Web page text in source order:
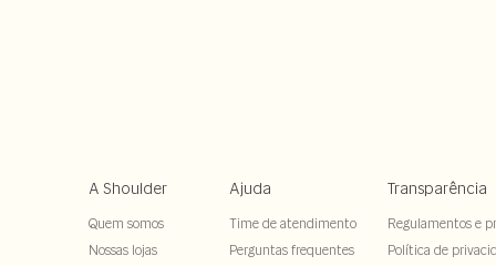
A Shoulder
Quem somos
Nossas lojas
Ajuda
Time de atendimento
Perguntas frequentes
Transparência
Regulamentos e
Política de